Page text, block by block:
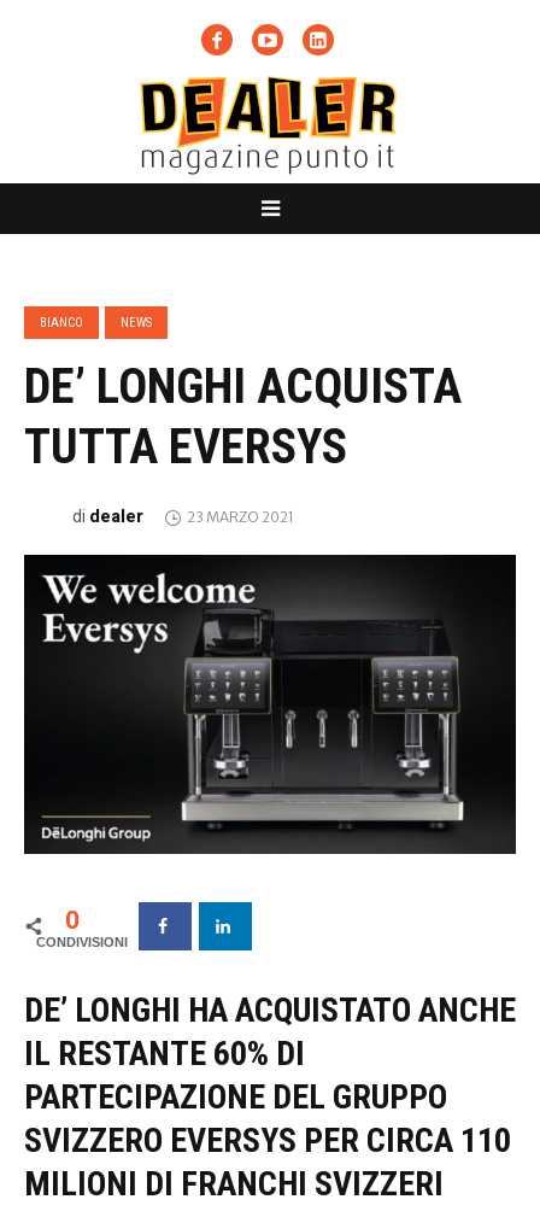
BIANCO NEWS
DE’ LONGHI ACQUISTA
TUTTA EVERSYS
di dealer 23 MARZO 2021
0
DE’ LONGHI HA ACQUISTATO ANCHE
IL RESTANTE 60% DI
PARTECIPAZIONE DEL GRUPPO
SVIZZERO EVERSYS PER CIRCA 110
MILIONI DI FRANCHI SVIZZERI